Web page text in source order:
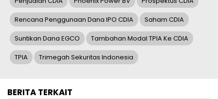
Rencana Penggunaan Dana IPO CDIA Saham CDIA
Suntikan Dana EGCO Tambahan Modal TPIA Ke CDIA
TPIA Trimegah Sekuritas Indonesia
BERITA TERKAIT